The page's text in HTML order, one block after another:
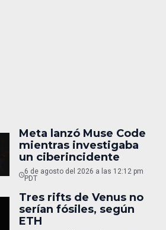
Meta lanzó Muse Code
mientras investigaba
un ciberincidente
6 de agosto del 2026 a las 12:12 pm
PDT
Tres rifts de Venus no
serían fósiles, según
ETH